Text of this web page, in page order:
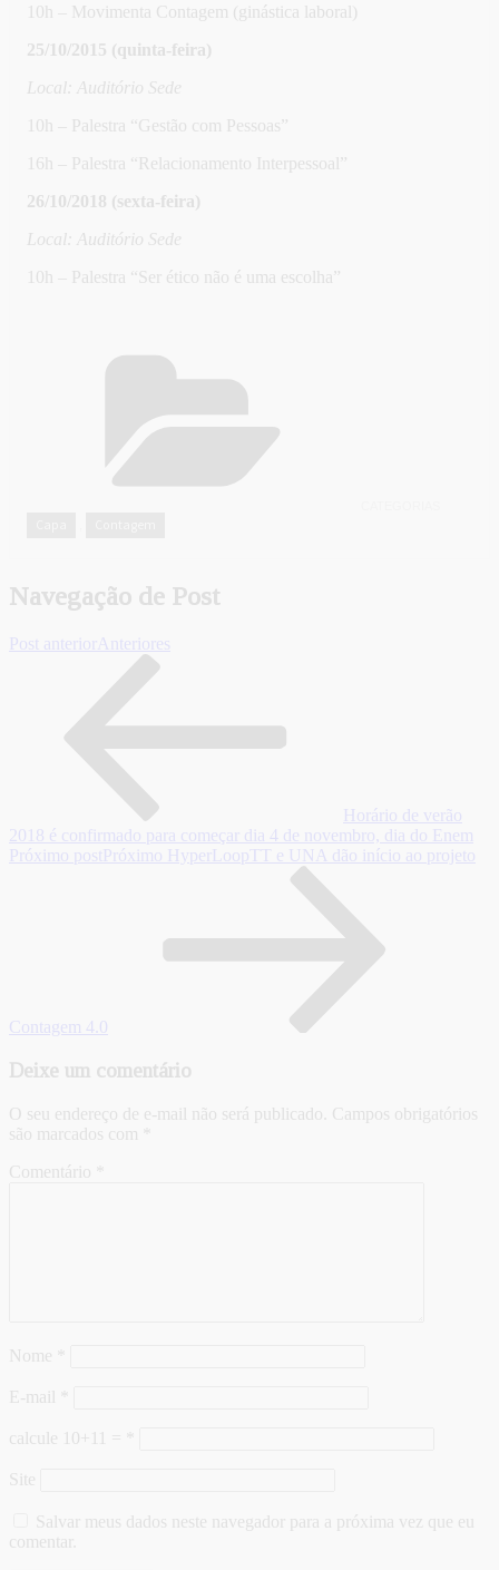
10h – Movimenta Contagem (ginástica laboral)
25/10/2015 (quinta-feira)
Local: Auditório Sede
10h – Palestra “Gestão com Pessoas”
16h – Palestra “Relacionamento Interpessoal”
26/10/2018 (sexta-feira)
Local: Auditório Sede
10h – Palestra “Ser ético não é uma escolha”
Navegação de Post
Post anterior Anteriores
Horário de verão
2018 é confirmado para começar dia 4 de novembro, dia do Enem
Próximo post Próximo HyperLoopTT e UNA dão início ao projeto
Contagem 4.0
Deixe um comentário
O seu endereço de e-mail não será publicado. Campos obrigatórios
são marcados com
Comentário
Nome
E-mail
calcule 10+11 =
Site
Salvar meus dados neste navegador para a próxima vez que eu
comentar.